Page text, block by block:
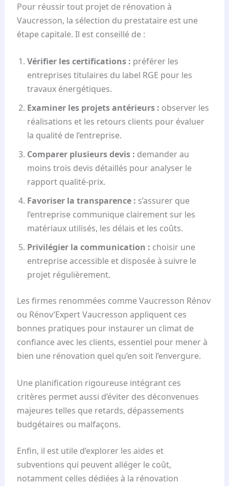
Pour réussir tout projet de rénovation à
Vaucresson, la sélection du prestataire est une
étape capitale. Il est conseillé de :
Vérifier les certifications : préférer les
entreprises titulaires du label RGE pour les
travaux énergétiques.
Examiner les projets antérieurs : observer les
réalisations et les retours clients pour évaluer
la qualité de l’entreprise.
Comparer plusieurs devis : demander au
moins trois devis détaillés pour analyser le
rapport qualité-prix.
Favoriser la transparence : s’assurer que
l’entreprise communique clairement sur les
matériaux utilisés, les délais et les coûts.
Privilégier la communication : choisir une
entreprise accessible et disposée à suivre le
projet régulièrement.
Les firmes renommées comme Vaucresson Rénov
ou Rénov’Expert Vaucresson appliquent ces
bonnes pratiques pour instaurer un climat de
confiance avec les clients, essentiel pour mener à
bien une rénovation quel qu’en soit l’envergure.
Une planification rigoureuse intégrant ces
critères permet aussi d’éviter des déconvenues
majeures telles que retards, dépassements
budgétaires ou malfaçons.
Enfin, il est utile d’explorer les aides et
subventions qui peuvent alléger le coût,
notamment celles dédiées à la rénovation